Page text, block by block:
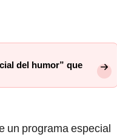
del humor” que
un programa especial